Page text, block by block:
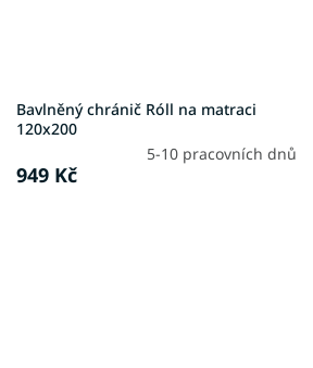
Bavlněný chránič Róll na matraci
120x200
5-10 pracovních dnů
949 Kč